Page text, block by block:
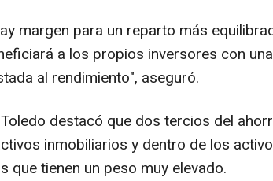
margen para un reparto más
a los propios inversores con
al rendimiento", aseguró.
destacó que dos tercios del
inmobiliarios y dentro de los
que tienen un peso muy elevado.